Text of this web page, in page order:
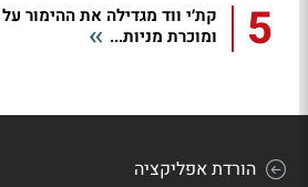
5
ומוכרת מניות...
הורדת אפליקציה